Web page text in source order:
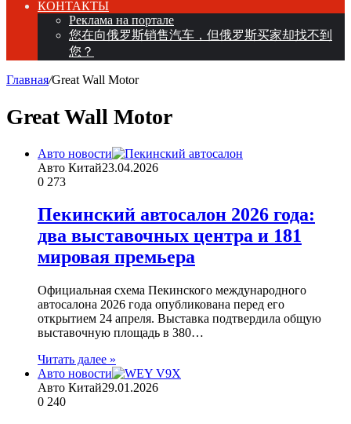
КОНТАКТЫ
Реклама на портале
您在向俄罗斯销售汽车，但俄罗斯买家却找不到
您？
Главная/Great Wall Motor
Great Wall Motor
Авто новости
Авто Китай23.04.2026
0 273
Пекинский автосалон 2026 года:
два выставочных центра и 181
мировая премьера
Официальная схема Пекинского международного
автосалона 2026 года опубликована перед его
открытием 24 апреля. Выставка подтвердила общую
выставочную площадь в 380…
Читать далее »
Авто новости
Авто Китай29.01.2026
0 240